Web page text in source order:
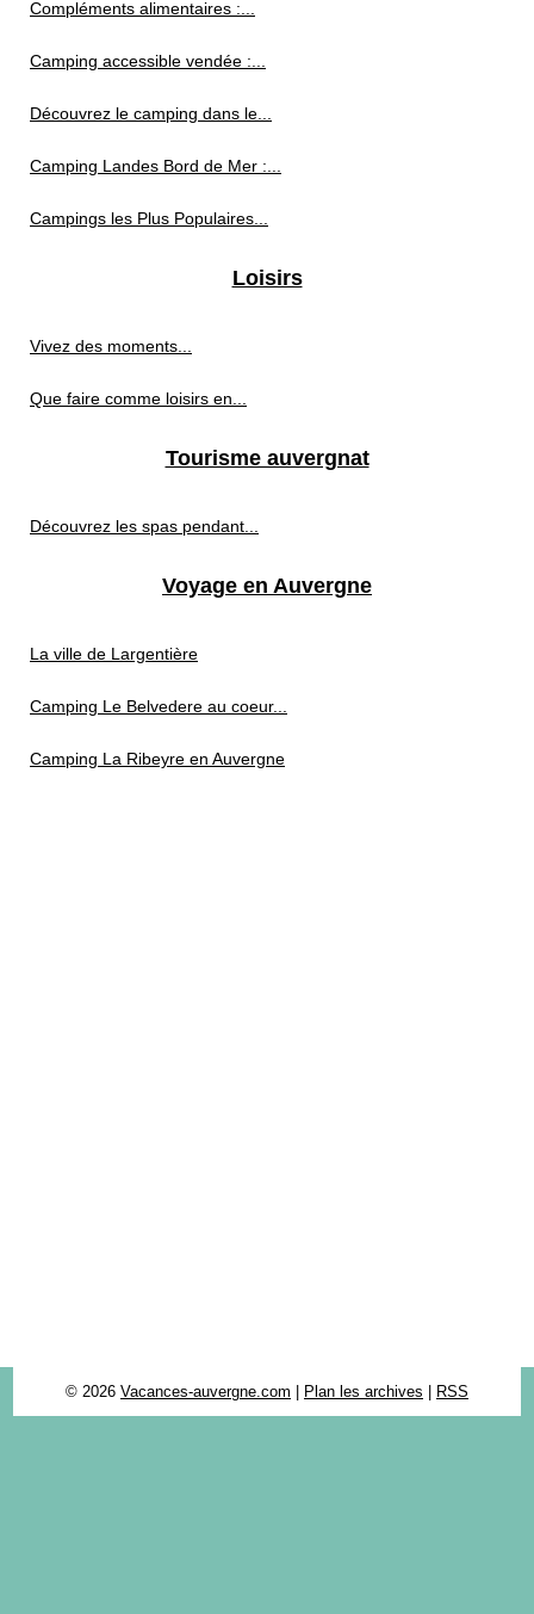
Compléments alimentaires :...
Camping accessible vendée :...
Découvrez le camping dans le...
Camping Landes Bord de Mer :...
Campings les Plus Populaires...
Loisirs
Vivez des moments...
Que faire comme loisirs en...
Tourisme auvergnat
Découvrez les spas pendant...
Voyage en Auvergne
La ville de Largentière
Camping Le Belvedere au coeur...
Camping La Ribeyre en Auvergne
© 2026 Vacances-auvergne.com | Plan les archives | RSS